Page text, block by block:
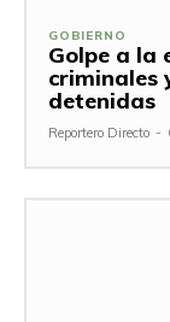
GOBIERNO
Golpe a la
criminales
detenidas
Reportero Directo -